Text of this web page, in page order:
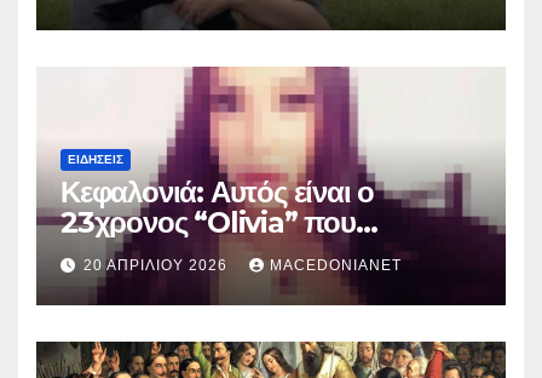
ΕΙΔΉΣΕΙΣ
Κεφαλονιά: Αυτός είναι ο
23χρονος “Olivia” που
κατηγορείται για τον θάνατο της
Μυρτούς
20 ΑΠΡΙΛΊΟΥ 2026 MACEDONIANET